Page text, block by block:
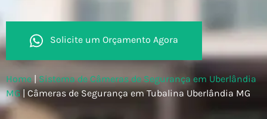
Solicite um Orçamento Agora
Home | Sistema de Câmeras de Segurança em Uberlândia
MG | Câmeras de Segurança em Tubalina Uberlândia MG